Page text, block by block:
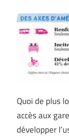
Quoi de plus
accès aux
développer